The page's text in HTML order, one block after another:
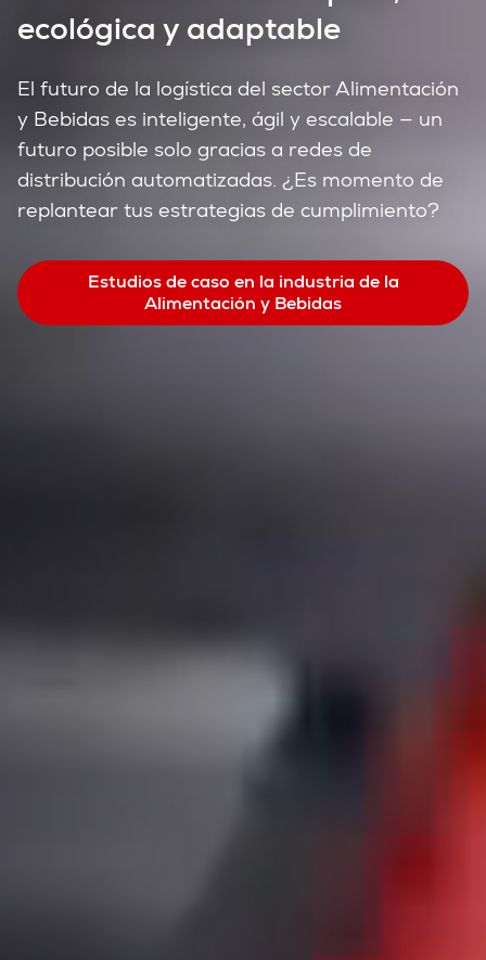
ecológica y adaptable
El futuro de la logística del sector Alimentación
y Bebidas es inteligente, ágil y escalable — un
futuro posible solo gracias a redes de
distribución automatizadas. ¿Es momento de
replantear tus estrategias de cumplimiento?
Estudios de caso en la industria de la
Alimentación y Bebidas